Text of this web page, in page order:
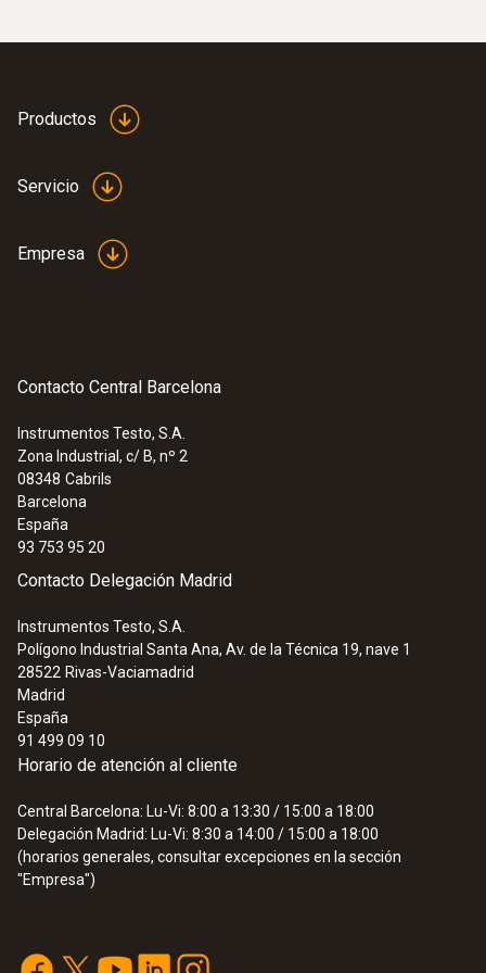
tienen que transportarse y almacenarse a lo
superiores e inferiores de la temperatura y la
componentes activos de los medicamentos
irreversible si no se mantienen dentro de los
límites de temperatura establecidos.
cero o fuertes cambios de temperatura
recipientes o instrumentos médicos. Esto
tiene como consecuencia la pérdida de toda
la mercancía, pérdidas económicas y pérdida
de la reputación.
Por esta razón, en la gestión de calidad
conforme a GxP, el control de toda la cadena
de frío desde la producción hasta la entrega
es la condición fundamental para garantizar la
calidad del producto y prevenir la pérdida del
buen nombre en la industria farmacéutica así
como las posibles pérdidas económicas.
Los registradores de datos testo 184 le
permiten proteger sus productos contra
interrupciones involuntarias de la cadena de
Productos
Servicio
Empresa
Contacto Central Barcelona
Instrumentos Testo, S.A.
Zona Industrial, c/ B, nº 2
08348 Cabrils
Barcelona
España
93 753 95 20
Contacto Delegación Madrid
Instrumentos Testo, S.A.
Polígono Industrial Santa Ana, Av. de la Técnica 19, nave 1
28522 Rivas-Vaciamadrid
Madrid
España
91 499 09 10
Horario de atención al cliente
Central Barcelona: Lu-Vi: 8:00 a 13:30 / 15:00 a 18:00
Delegación Madrid: Lu-Vi: 8:30 a 14:00 / 15:00 a 18:00
(horarios generales, consultar excepciones en la sección
"Empresa")